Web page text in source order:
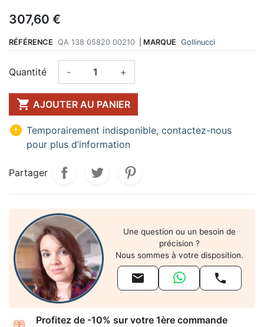
307,60 €
RÉFÉRENCE QA 138 05820 00210 MARQUE Gollinucci
Quantité - +
 AJOUTER AU PANIER
 Temporairement indisponible, contactez-nous
pour plus d’information
Partager
Une question ou un besoin de
précision ?
Nous sommes à votre disposition.
 
Profitez de -10% sur votre 1ère commande